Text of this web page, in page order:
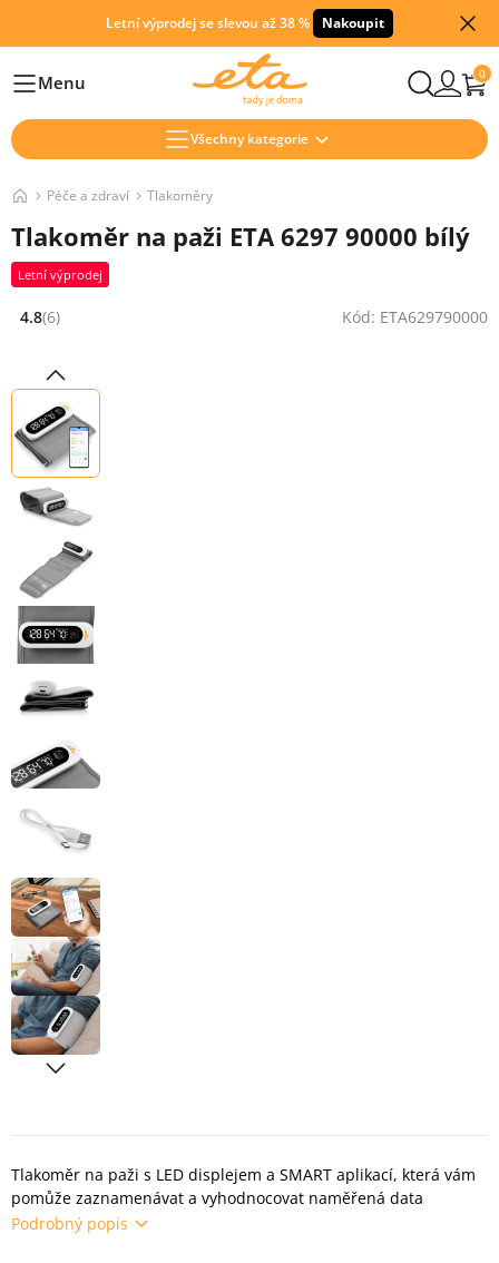
Letní výprodej se slevou až 38 % Nakoupit
HlavníMenu 0
Všechny kategorie
Péče a zdraví Tlakoměry
Tlakoměr na paži ETA 6297 90000 bílý
Letní výprodej
Hodnocení: 4.8 z 5 (6 recenzí)
4.8(6) Kód: ETA629790000
Tlakoměr na paži s LED displejem a SMART aplikací, která vám
pomůže zaznamenávat a vyhodnocovat naměřená data
Podrobný popis